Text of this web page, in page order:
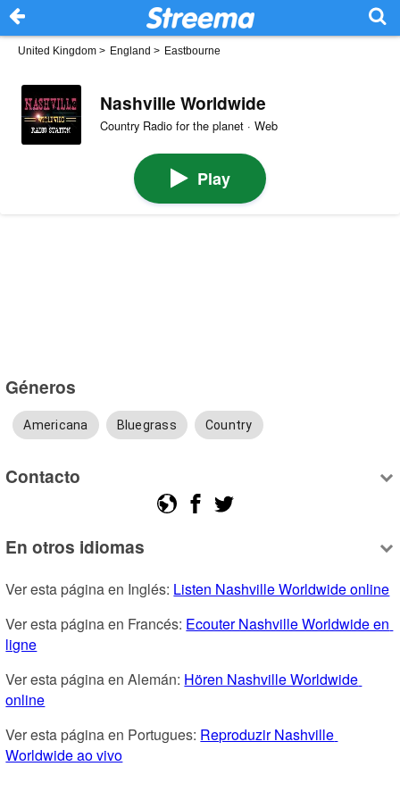
United Kingdom > England > Eastbourne
Nashville Worldwide
Country Radio for the planet · Web
Play
Géneros
Americana Bluegrass Country
Contacto
En otros idiomas
Ver esta página en Inglés: Listen Nashville Worldwide online
Ver esta página en Francés: Ecouter Nashville Worldwide en
ligne
Ver esta página en Alemán: Hören Nashville Worldwide
online
Ver esta página en Portugues: Reproduzir Nashville
Worldwide ao vivo